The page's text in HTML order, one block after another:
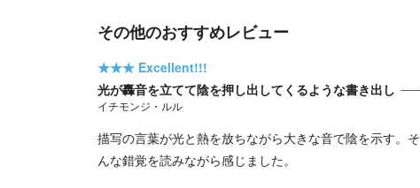
その他のおすすめレビュー
★★★ Excellent!!!
光が轟音を立てて陰を押し出してくるような書き出し
イチモンジ・ルル
描写の言葉が光と熱を放ちながら大きな音で陰を示す。そ
んな錯覚を読みながら感じました。